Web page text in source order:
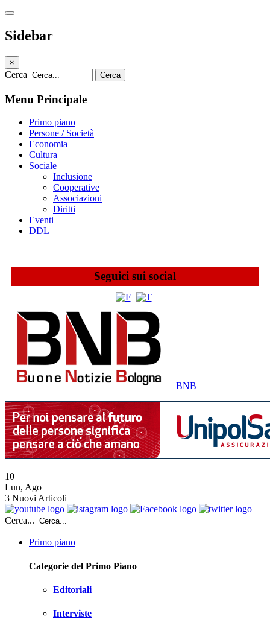
Sidebar
×
Cerca Cerca
Menu Principale
Primo piano
Persone / Società
Economia
Cultura
Sociale
Inclusione
Cooperative
Associazioni
Diritti
Eventi
DDL
Seguici sui social
BNB
10
Lun, Ago
3 Nuovi Articoli
Cerca...
Primo piano
Categorie del Primo Piano
Editoriali
Interviste